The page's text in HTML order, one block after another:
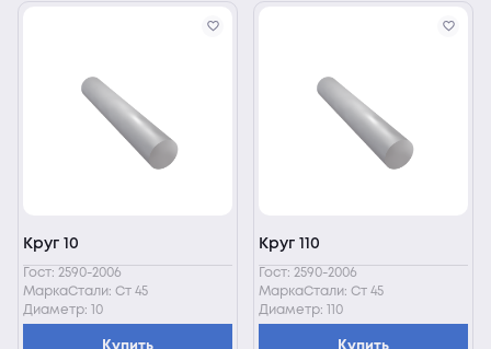
Круг 10
Гост: 2590-2006
МаркаСтали: Ст 45
Диаметр: 10
Купить
Круг 110
Гост: 2590-2006
МаркаСтали: Ст 45
Диаметр: 110
Купить